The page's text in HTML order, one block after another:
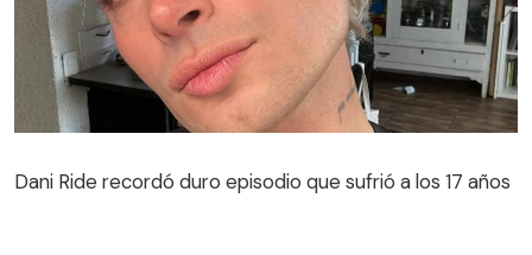
Dani Ride recordó duro episodio que sufrió a los 17 años